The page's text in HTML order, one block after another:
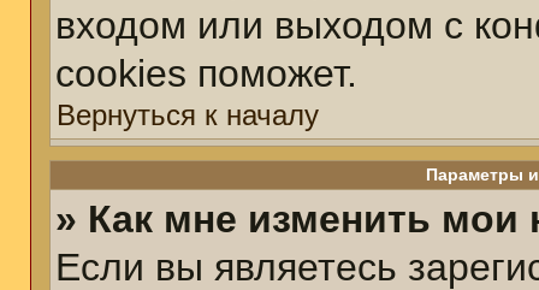
входом или выходом с
cookies поможет.
Вернуться к началу
Параметры
» Как мне изменить мои
Если вы являетесь